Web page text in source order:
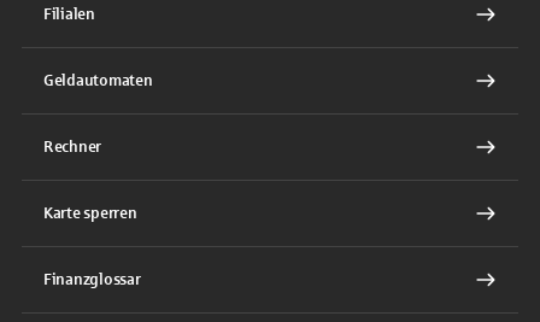
Filialen
Geldautomaten
Rechner
Karte sperren
Finanzglossar